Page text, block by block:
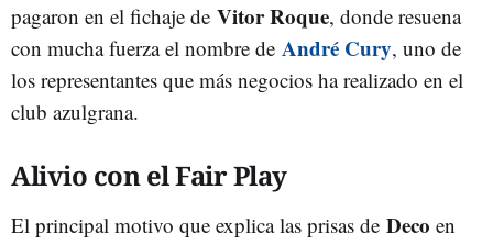
pagaron en el fichaje de Vitor Roque, donde resuena
con mucha fuerza el nombre de André Cury, uno de
los representantes que más negocios ha realizado en el
club azulgrana.
Alivio con el Fair Play
El principal motivo que explica las prisas de Deco en